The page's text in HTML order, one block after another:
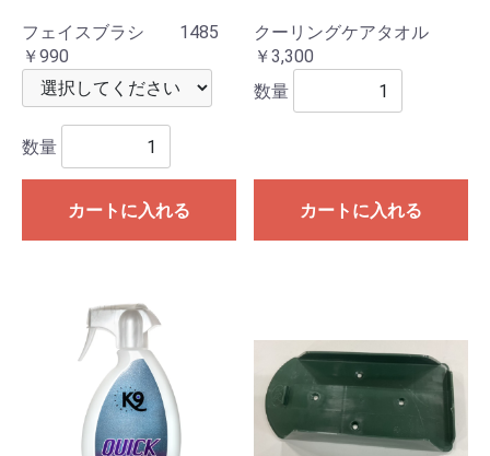
フェイスブラシ 1485
￥990
数量
カートに入れる
クーリングケアタオル
￥3,300
数量
カートに入れる